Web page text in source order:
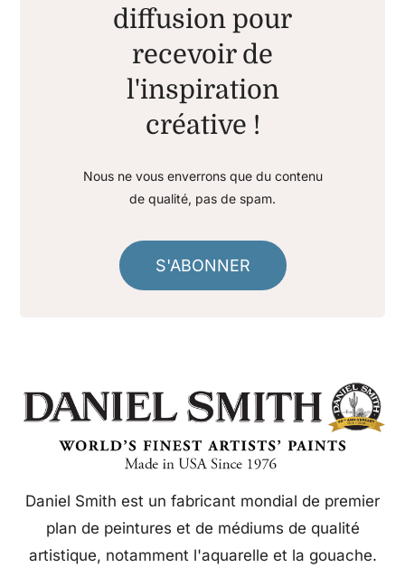
diffusion pour
recevoir de
l'inspiration
créative !
Nous ne vous enverrons que du contenu
de qualité, pas de spam.
S'ABONNER
Daniel Smith est un fabricant mondial de premier
plan de peintures et de médiums de qualité
artistique, notamment l'aquarelle et la gouache.